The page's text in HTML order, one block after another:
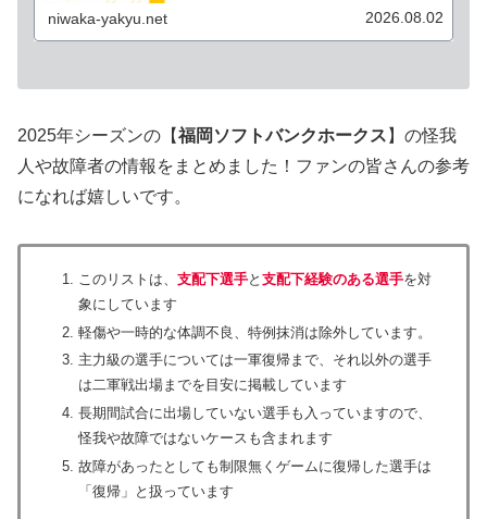
niwaka-yakyu.net 2026.08.02
2025年シーズンの【福岡ソフトバンクホークス 】の怪我
人や故障者の情報をまとめました！ファンの皆さんの参考
になれば嬉しいです。
このリストは、 支配下選手と 支配下経験のある選手を対
象にしています
軽傷や一時的な体調不良、特例抹消は除外しています。
主力級の選手については一軍復帰まで、それ以外の選手
は二軍戦出場までを目安に掲載しています
長期間試合に出場していない選手も入っていますので、
怪我や故障ではないケースも含まれます
故障があったとしても制限無くゲームに復帰した選手は
「復帰」と扱っています